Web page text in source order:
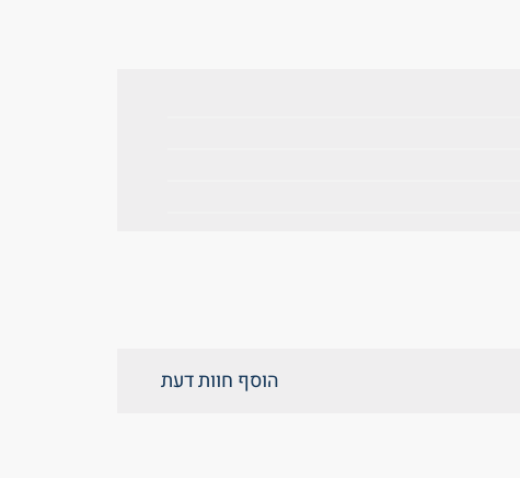
הוסף חוות דעת